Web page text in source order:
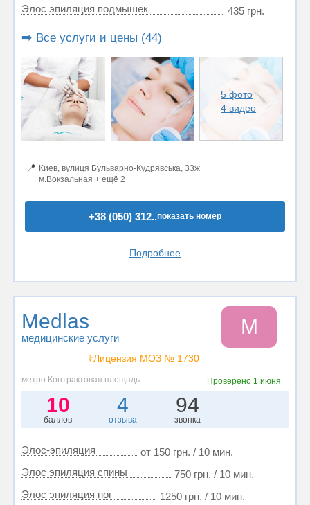
Элос эпиляция подмышек
435 грн.
➡️ Все услуги и цены (44)
5 фото
4 видео
📍 Киев, вулиця Бульварно-Кудрявська, 33ж
м.Вокзальная + ещё 2
+38 (050) 312..показать номер
Подробнее
Medlas
медицинские услуги
⚕️Лицензия МОЗ № 1730
M
метро Контрактовая площадь Проверено 1 июня
10
баллов
4
отзыва
94
звонка
Элос-эпиляция
от 150 грн. / 10 мин.
Элос эпиляция спины
750 грн. / 10 мин.
Элос эпиляция ног
1250 грн. / 10 мин.